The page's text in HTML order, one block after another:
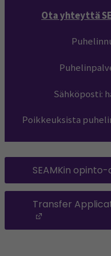
Ota yhteyttä
Sähköposti:
Poikkeuksista
SEAMKin
Transfer